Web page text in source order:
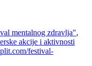
mentalnog zdravlja",
akcije i aktivnosti
festival-